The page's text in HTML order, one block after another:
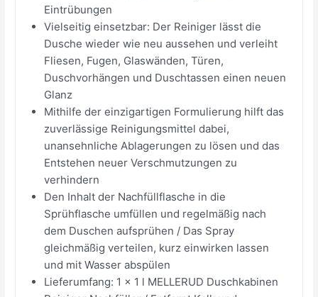
Eintrübungen
Vielseitig einsetzbar: Der Reiniger lässt die
Dusche wieder wie neu aussehen und verleiht
Fliesen, Fugen, Glaswänden, Türen,
Duschvorhängen und Duschtassen einen neuen
Glanz
Mithilfe der einzigartigen Formulierung hilft das
zuverlässige Reinigungsmittel dabei,
unansehnliche Ablagerungen zu lösen und das
Entstehen neuer Verschmutzungen zu
verhindern
Den Inhalt der Nachfüllflasche in die
Sprühflasche umfüllen und regelmäßig nach
dem Duschen aufsprühen / Das Spray
gleichmäßig verteilen, kurz einwirken lassen
und mit Wasser abspülen
Lieferumfang: 1 x 1 l MELLERUD Duschkabinen